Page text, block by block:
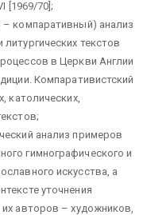
[1969/70];
компаративный) анализ
текстов
в Церкви Англии
Компаративистский
католических,
анализ примеров
гимнографического и
искусства, а
уточнения
авторов – художников,